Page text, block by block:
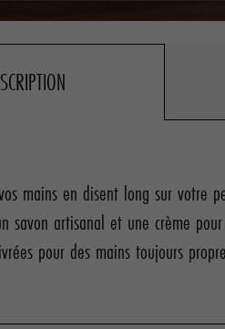
mains en disent long sur votre
savon artisanal et une crème
pour des mains toujours